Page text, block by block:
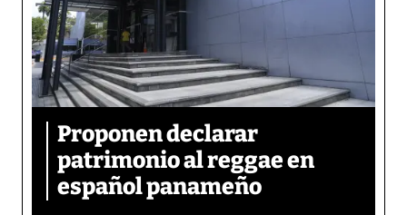
Proponen declarar
patrimonio al reggae en
español panameño